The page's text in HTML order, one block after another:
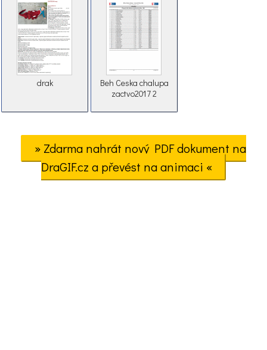
drak
Beh Ceska chalupa
zactvo2017 2
» Zdarma nahrát nový PDF dokument na
DraGIF.cz a převést na animaci «